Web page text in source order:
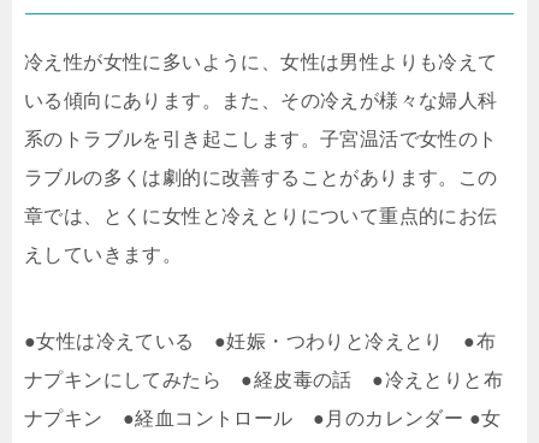
冷え性が女性に多いように、女性は男性よりも冷えて
いる傾向にあります。また、その冷えが様々な婦人科
系のトラブルを引き起こします。子宮温活で女性のト
ラブルの多くは劇的に改善することがあります。この
章では、とくに女性と冷えとりについて重点的にお伝
えしていきます。
●女性は冷えている ●妊娠・つわりと冷えとり ●布
ナプキンにしてみたら ●経皮毒の話 ●冷えとりと布
ナプキン ●経血コントロール ●月のカレンダー ●女